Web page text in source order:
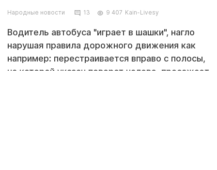
Народные новости 13 9 407 Kain-Livesy
Водитель автобуса "играет в шашки", нагло
нарушая правила дорожного движения как
например: перестраивается вправо с полосы,
на которой указан поворот налево, проезжает